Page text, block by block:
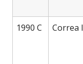
1990 C Correa I